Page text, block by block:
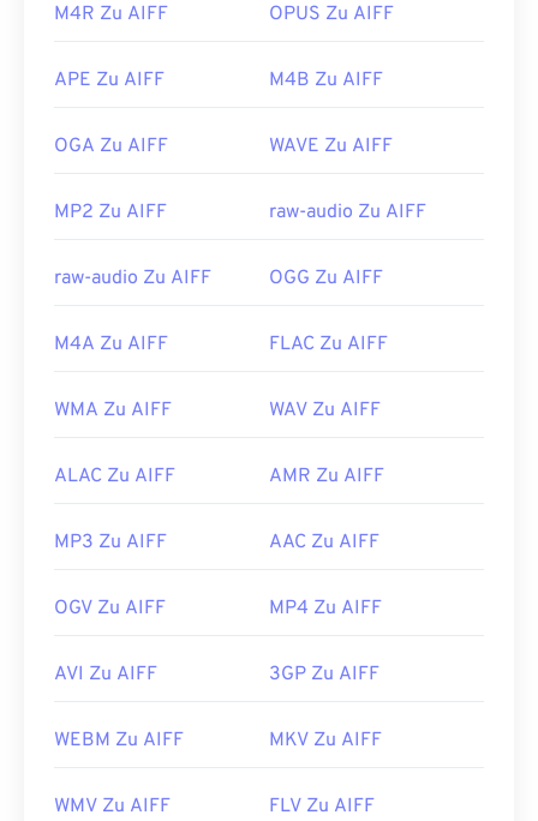
konvertieren müssen, um sie öffnen zu können –
Produkte öffnen AIFF-Dateien ohne
Entwickelt von:
Apple Inc.
Nützliche Links:
https://en.wikipedia.org/wiki/
2619569
M4R Zu AIFF OPUS Zu AIFF
APE Zu AIFF M4B Zu AIFF
OGA Zu AIFF WAVE Zu AIFF
MP2 Zu AIFF raw-audio Zu AIFF
raw-audio Zu AIFF OGG Zu AIFF
M4A Zu AIFF FLAC Zu AIFF
WMA Zu AIFF WAV Zu AIFF
ALAC Zu AIFF AMR Zu AIFF
MP3 Zu AIFF AAC Zu AIFF
OGV Zu AIFF MP4 Zu AIFF
AVI Zu AIFF 3GP Zu AIFF
WEBM Zu AIFF MKV Zu AIFF
WMV Zu AIFF FLV Zu AIFF